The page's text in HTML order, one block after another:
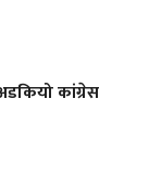
कांग्रेस